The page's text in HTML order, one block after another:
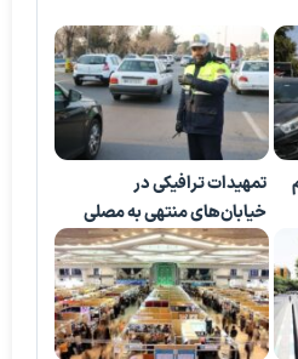
تمهیدات ترافیکی در
خیابان‌های منتهی به مصلی